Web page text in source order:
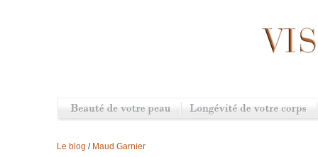
Le blog / Maud Garnier